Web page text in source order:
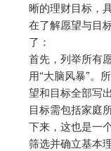
晰的理财目标，
在了解愿望与目
了：
首先，列举所有
用“大脑风暴”。
望和目标全部写
目标需包括家庭
下来，这也是一
筛选并确立基本